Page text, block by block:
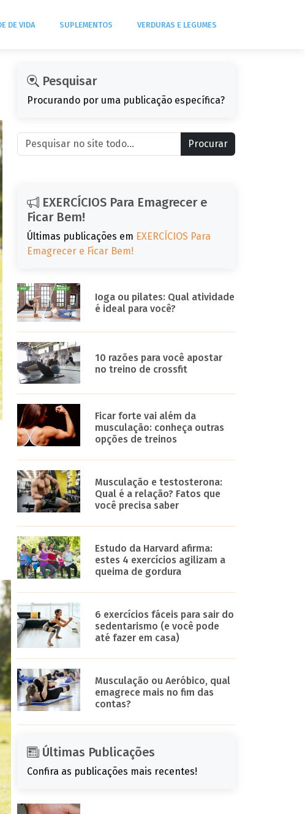
DE VIDA SUPLEMENTOS VERDURAS E LEGUMES
Pesquisar
Procurando por uma publicação específica?
Procurar
EXERCÍCIOS Para Emagrecer e
Ficar Bem!
Últimas publicações em EXERCÍCIOS Para
Emagrecer e Ficar Bem!
Ioga ou pilates: Qual atividade
é ideal para você?
10 razões para você apostar
no treino de crossfit
Ficar forte vai além da
musculação: conheça outras
opções de treinos
Musculação e testosterona:
Qual é a relação? Fatos que
você precisa saber
Estudo da Harvard afirma:
estes 4 exercícios agilizam a
queima de gordura
6 exercícios fáceis para sair do
sedentarismo (e você pode
até fazer em casa)
Musculação ou Aeróbico, qual
emagrece mais no fim das
contas?
Últimas Publicações
Confira as publicações mais recentes!